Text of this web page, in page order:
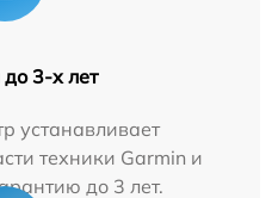
3-х лет
устанавливает
техники Garmin и
до 3 лет.